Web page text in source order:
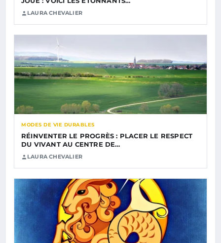
LAURA CHEVALIER
MODES DE VIE DURABLES
RÉINVENTER LE PROGRÈS : PLACER LE RESPECT
DU VIVANT AU CENTRE DE…
LAURA CHEVALIER